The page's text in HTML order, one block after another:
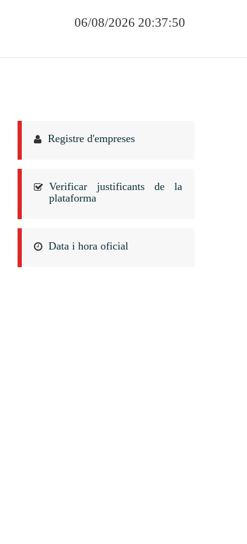
06/08/2026 20:37:50
Registre d'empreses
Verificar justificants de la
plataforma
Data i hora oficial